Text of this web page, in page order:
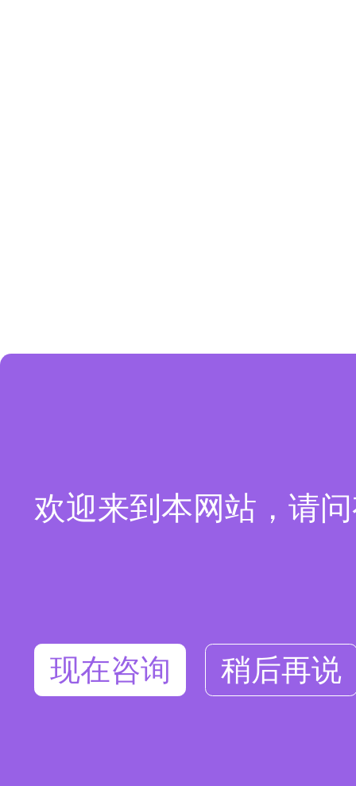
欢迎来到本网站，请
现在咨询 稍后再说